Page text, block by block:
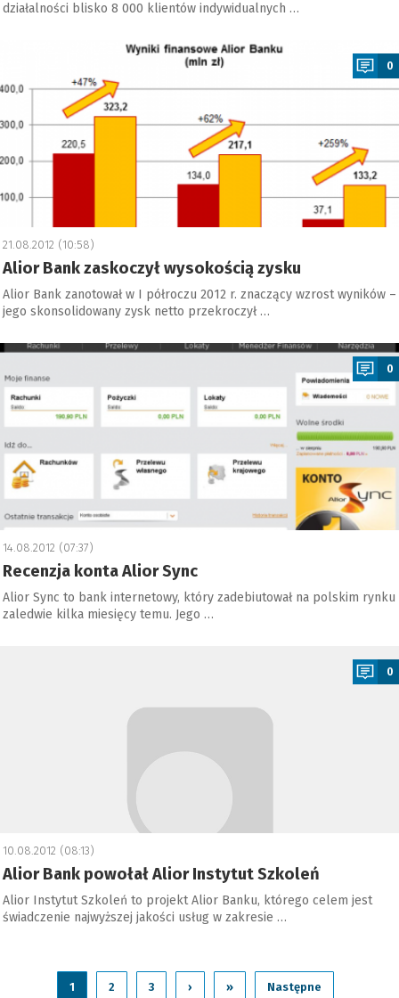
działalności blisko 8 000 klientów indywidualnych …
0
21.08.2012 (10:58)
Alior Bank zaskoczył wysokością zysku
Alior Bank zanotował w I półroczu 2012 r. znaczący wzrost wyników –
jego skonsolidowany zysk netto przekroczył …
0
14.08.2012 (07:37)
Recenzja konta Alior Sync
Alior Sync to bank internetowy, który zadebiutował na polskim rynku
zaledwie kilka miesięcy temu. Jego …
0
10.08.2012 (08:13)
Alior Bank powołał Alior Instytut Szkoleń
Alior Instytut Szkoleń to projekt Alior Banku, którego celem jest
świadczenie najwyższej jakości usług w zakresie …
1 2 3 › » Następne